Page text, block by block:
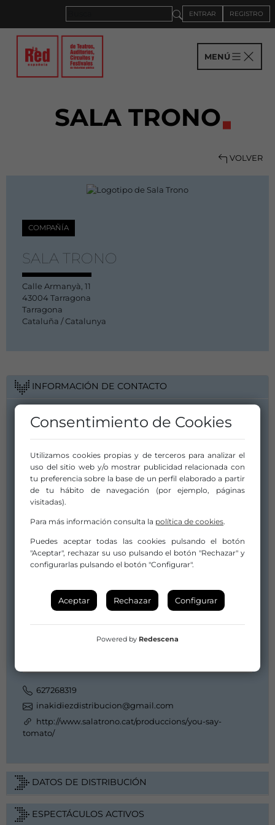
ENTRAR REGISTRO
MENÚ
SALA TRONO
VOLVER
COMPAÑÍA
SALA TRONO
Calle Armanyà, 11
43004 Tarragona
Tarragona
Cataluña / Catalunya
INFORMACIÓN DE CONTACTO
627268319
inakidiezdistribucion@gmail.com
http://www.salatrono.cat/produccions/you-say-
tomato/
DATOS DE DISTRIBUCIÓN
ESPECTÁCULOS ACTIVOS
Consentimiento de Cookies
Utilizamos cookies propias y de terceros para analizar el
uso del sitio web y/o mostrar publicidad relacionada con
tu preferencia sobre la base de un perfil elaborado a partir
de tu hábito de navegación (por ejemplo, páginas
visitadas).
Para más información consulta la política de cookies.
Puedes aceptar todas las cookies pulsando el botón
"Aceptar", rechazar su uso pulsando el botón "Rechazar" y
configurarlas pulsando el botón "Configurar".
Aceptar Rechazar Configurar
Powered by Redescena